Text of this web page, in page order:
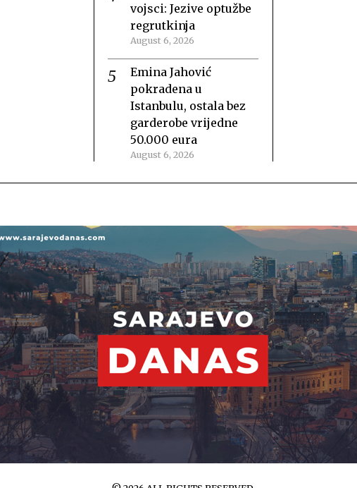
vojsci: Jezive optužbe
regrutkinja
August 6, 2026
Emina Jahović
pokradena u
Istanbulu, ostala bez
garderobe vrijedne
50.000 eura
August 6, 2026